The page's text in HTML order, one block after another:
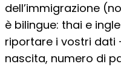
dell’immigrazione
è bilingue: thai e
riportare i vostri dati
nascita, numero di